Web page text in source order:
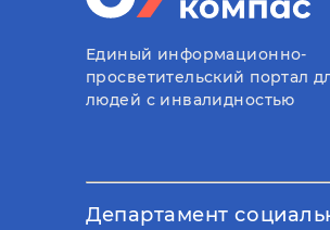
Единый информационно-
просветительский портал
людей с инвалидностью
Департамент